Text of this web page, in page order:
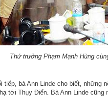
Thứ trưởng Phạm Mạnh Hùng
tiếp, bà Ann Linde cho biết,
tới Thụy Điển. Bà Ann Linde